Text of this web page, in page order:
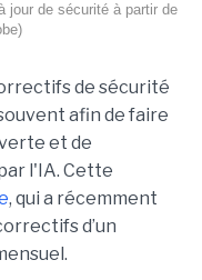
jour de sécurité à partir de
de sécurité
afin de faire
et de
l'IA. Cette
, qui a récemment
d’un